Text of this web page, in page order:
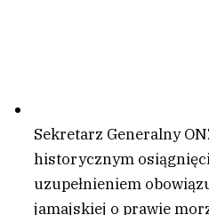
Sekretarz Generalny
historycznym
uzupełnieniem
jamajskiej o prawie